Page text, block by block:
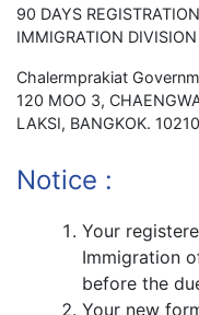
90 DAYS
IMMI­GRA­TION DIVI­SION
Chalermprakiat
120 MOO 3,
LAKSI, BANGKOK. 10210
Notice :
Your
Immi­gra­tion
before the
Your new